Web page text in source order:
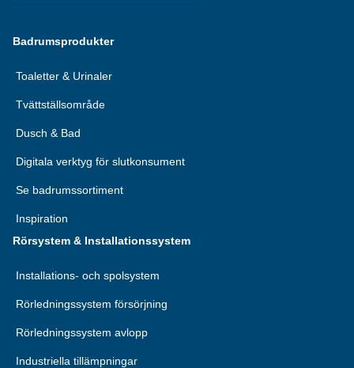
Badrumsprodukter
Toaletter & Urinaler
Tvättställsområde
Dusch & Bad
Digitala verktyg för slutkonsument
Se badrumssortiment
Inspiration
Rörsystem & Installationssystem
Installations- och spolsystem
Rörledningssystem försörjning
Rörledningssystem avlopp
Industriella tillämpningar